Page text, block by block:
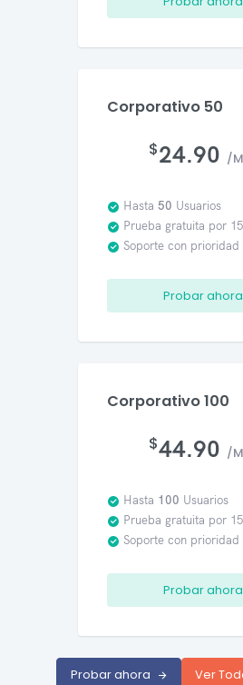
Corporativo 50
$24.90 /
Hasta 50 Usuarios
Prueba gratuita por
Soporte con prioridad
Probar ahora
Corporativo 100
$44.90 /
Hasta 100 Usuarios
Prueba gratuita por
Soporte con prioridad
Probar ahora
Probar ahora Ver